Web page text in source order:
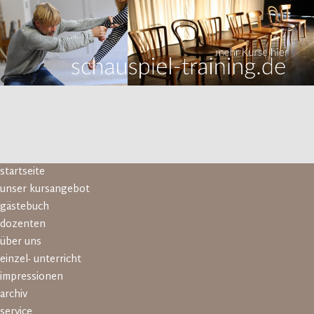
Navigation
überspringen
startseite
unser kursangebot
gästebuch
dozenten
über uns
einzel- unterricht
impressionen
archiv